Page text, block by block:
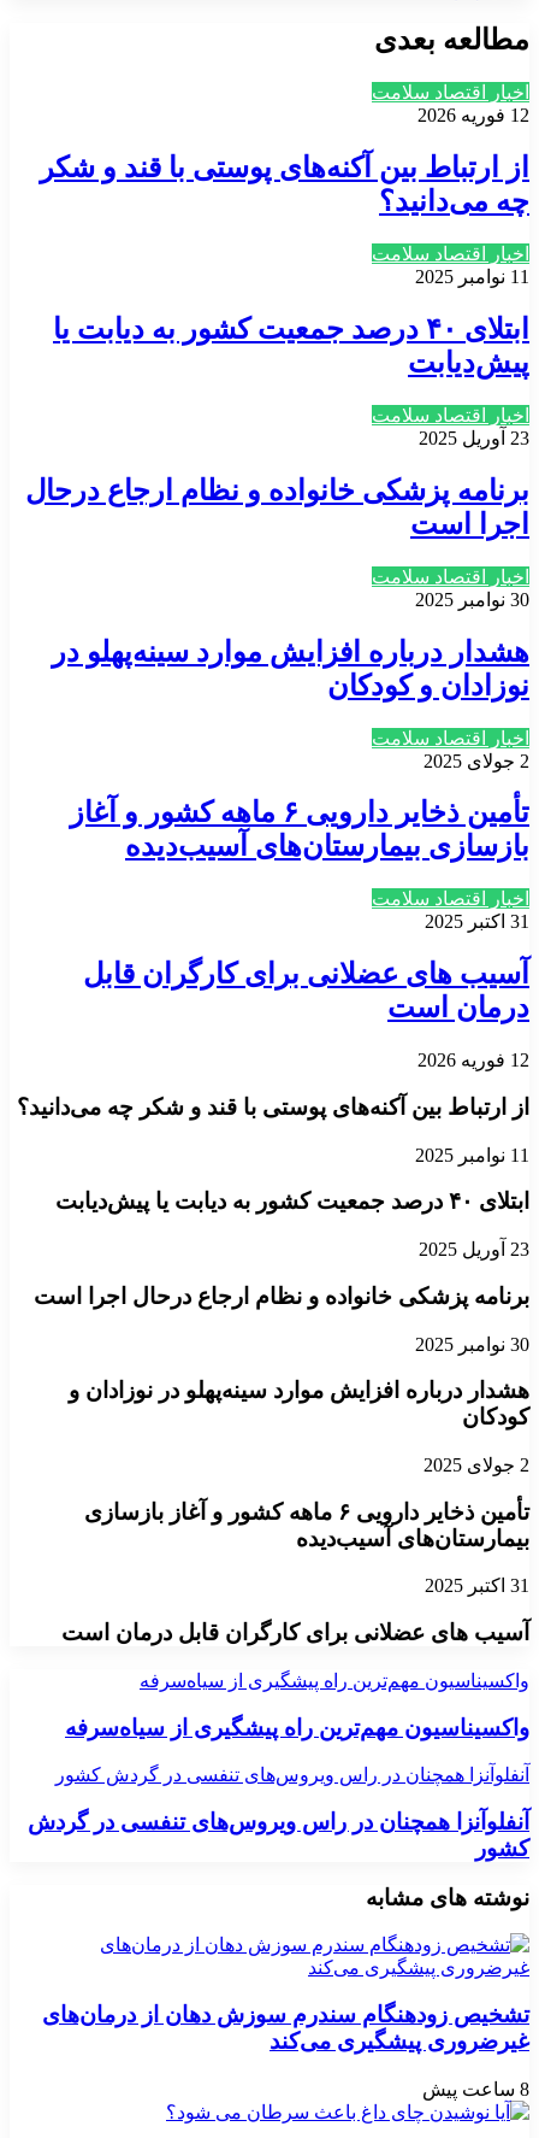
مطالعه بعدی
اخبار اقتصاد سلامت
12 فوریه 2026
از ارتباط بین آکنه‌های پوستی با قند و شکر
چه می‌دانید؟
اخبار اقتصاد سلامت
11 نوامبر 2025
ابتلای ۴۰ درصد جمعیت کشور به دیابت یا
پیش‌دیابت
اخبار اقتصاد سلامت
23 آوریل 2025
برنامه پزشکی خانواده و نظام ارجاع درحال
اجرا است
اخبار اقتصاد سلامت
30 نوامبر 2025
هشدار درباره افزایش موارد سینه‌پهلو در
نوزادان و کودکان
اخبار اقتصاد سلامت
2 جولای 2025
تأمین ذخایر دارویی ۶ ماهه کشور و آغاز
بازسازی بیمارستان‌های آسیب‌دیده
اخبار اقتصاد سلامت
31 اکتبر 2025
آسیب های عضلانی برای کارگران قابل
درمان است
12 فوریه 2026
از ارتباط بین آکنه‌های پوستی با قند و شکر چه می‌دانید؟
11 نوامبر 2025
ابتلای ۴۰ درصد جمعیت کشور به دیابت یا پیش‌دیابت
23 آوریل 2025
برنامه پزشکی خانواده و نظام ارجاع درحال اجرا است
30 نوامبر 2025
هشدار درباره افزایش موارد سینه‌پهلو در نوزادان و
کودکان
2 جولای 2025
تأمین ذخایر دارویی ۶ ماهه کشور و آغاز بازسازی
بیمارستان‌های آسیب‌دیده
31 اکتبر 2025
آسیب های عضلانی برای کارگران قابل درمان است
واکسیناسیون مهم‌ترین راه پیشگیری از سیاه‌سرفه
واکسیناسیون مهم‌ترین راه پیشگیری از سیاه‌سرفه
آنفلوآنزا همچنان در راس ویروس‌های تنفسی در گردش کشور
آنفلوآنزا همچنان در راس ویروس‌های تنفسی در گردش
کشور
نوشته های مشابه
تشخیص زودهنگام سندرم سوزش دهان از درمان‌های
غیرضروری پیشگیری می‌کند
8 ساعت پیش